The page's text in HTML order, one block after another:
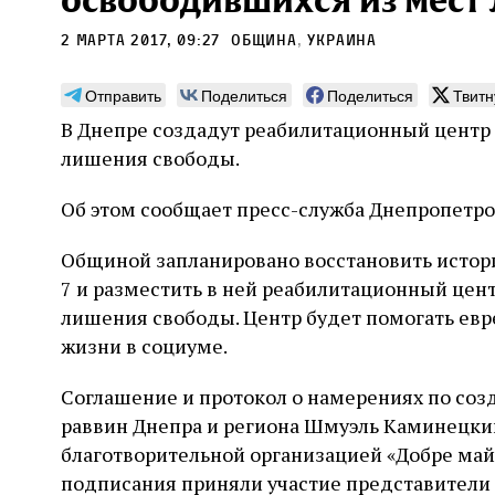
2 марта 2017, 09:27 община,украина
Отправить Поделиться Поделиться
В Днепре создадут реабилитационный
лишения свободы.
Об этом сообщает пресс-служба
Общиной запланировано восстановить
7 и разместить в ней реабилитационный
лишения свободы. Центр будет помогать
жизни в социуме.
Соглашение и протокол о намерениях по
раввин Днепра и региона Шмуэль
благотворительной организацией «Добре
подписания приняли участие
Может ли человек,
сведущий в естественных
науках, серьезно
Повышенный интерес Дельмедиго к каббале,
наряду с его попытками провести параллели
между еврейской мистикой, неоплатонизмом
и атомизмом, следует воспринимать в
контексте его сомнений относительно
готовности искать и анализировать
альтернативные философские точки зрения
Давид Б. Рудерман
ли
часть
30
Хавин